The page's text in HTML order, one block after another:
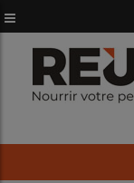
au
contenu
principal